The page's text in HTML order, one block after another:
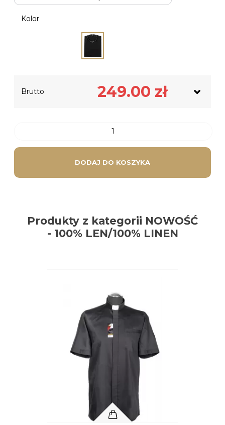
Kolor
Netto
Podatek VAT
Brutto 249.00 zł
DODAJ DO KOSZYKA
Produkty z kategorii NOWOŚĆ
- 100% LEN/100% LINEN